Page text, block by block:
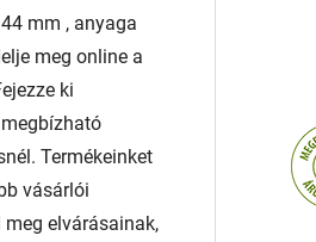
mm , anyaga
meg online a
ki
Termékeinket
vásárlói
meg elvárásainak,